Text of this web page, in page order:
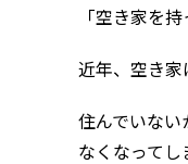
「空き家を
近年、空き家
住んでいない
なくなってし